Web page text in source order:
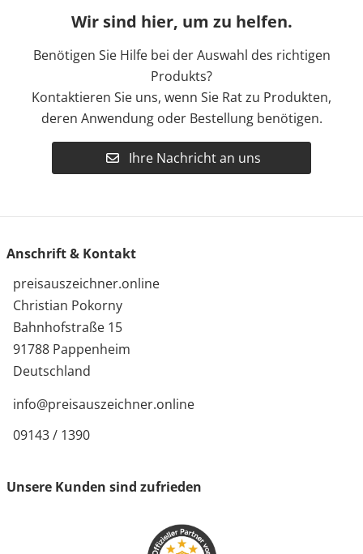
Wir sind hier, um zu helfen.
Benötigen Sie Hilfe bei der Auswahl des richtigen
Produkts?
Kontaktieren Sie uns, wenn Sie Rat zu Produkten,
deren Anwendung oder Bestellung benötigen.
Ihre Nachricht an uns
Anschrift & Kontakt
preisauszeichner.online
Christian Pokorny
Bahnhofstraße 15
91788 Pappenheim
Deutschland
info@preisauszeichner.online
09143 / 1390
Unsere Kunden sind zufrieden